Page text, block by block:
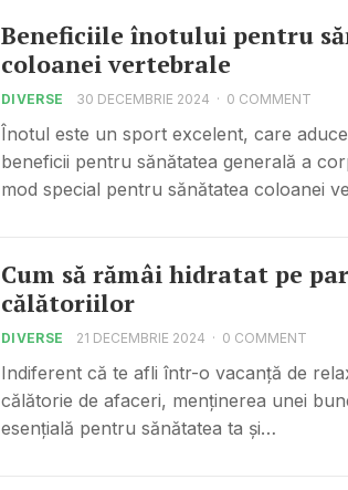
Beneficiile înotului pentru
coloanei vertebrale
DIVERSE 30 DECEMBRIE 2024 · 0 COMMENT
Înotul este un sport excelent, care
beneficii pentru sănătatea generală a
mod special pentru sănătatea coloanei
Cum să rămâi hidratat pe
călătoriilor
DIVERSE 21 DECEMBRIE 2024 · 0 COMMENT
Indiferent că te afli într-o vacanță de
călătorie de afaceri, menținerea unei
esențială pentru sănătatea ta și…